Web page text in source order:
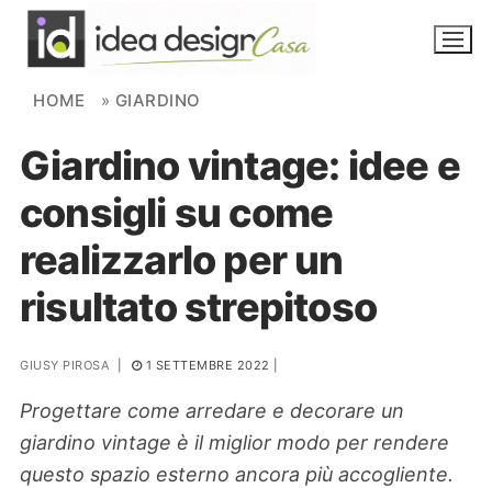
Skip to content
NOVITÀ
AMBIENTI
FAI DA TE
PIANTE
Ortaggio
HOME » GIARDINO
Giardino vintage: idee e
consigli su come
realizzarlo per un
risultato strepitoso
GIUSY PIROSA 1 SETTEMBRE 2022
Progettare come arredare e decorare un
giardino vintage è il miglior modo per rendere
questo spazio esterno ancora più accogliente.